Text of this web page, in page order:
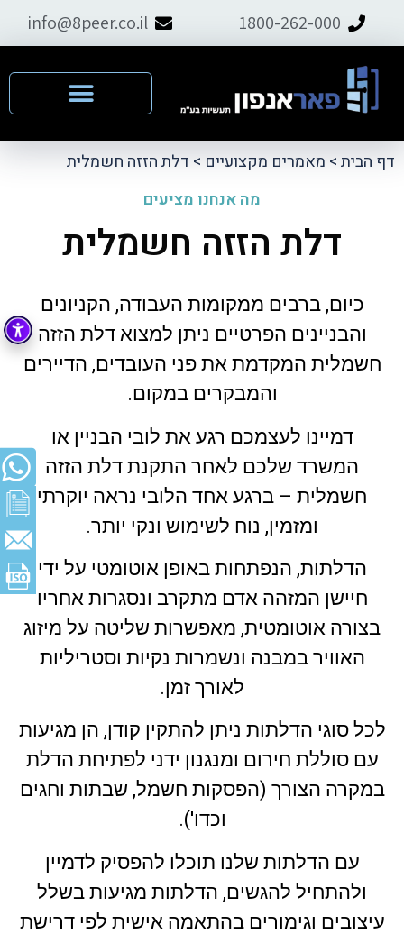
1800-262-000
info@8peer.co.il
דף הבית> מאמרים מקצועיים > דלת הזזה חשמלית
מה אנחנו מציעים
דלת הזזה חשמלית
כיום, ברבים ממקומות העבודה, הקניונים
והבניינים הפרטיים ניתן למצוא דלת הזזה
חשמלית המקדמת את פני העובדים, הדיירים
והמבקרים במקום.
דמיינו לעצמכם רגע את לובי הבניין או
המשרד שלכם לאחר התקנת דלת הזזה
חשמלית – ברגע אחד הלובי נראה יוקרתי
ומזמין, נוח לשימוש ונקי יותר.
הדלתות, הנפתחות באופן אוטומטי על ידי
חיישן המזהה אדם מתקרב ונסגרות אחריו
בצורה אוטומטית, מאפשרות שליטה על מיזוג
האוויר במבנה ונשמרות נקיות וסטריליות
לאורך זמן.
לכל סוגי הדלתות ניתן להתקין קודן, הן מגיעות
עם סוללת חירום ומנגנון ידני לפתיחת הדלת
במקרה הצורך (הפסקות חשמל, שבתות וחגים
וכדו').
עם הדלתות שלנו תוכלו להפסיק לדמיין
ולהתחיל להגשים, הדלתות מגיעות בשלל
עיצובים וגימורים בהתאמה אישית לפי דרישת